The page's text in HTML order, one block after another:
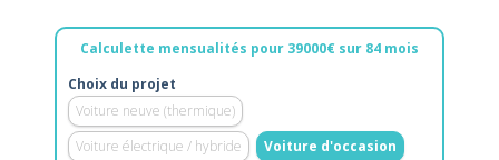
Calculette mensualités pour 39000€ sur 84 mois
Choix du projet
Voiture neuve (thermique)
Voiture électrique / hybride
Voiture d'occasion